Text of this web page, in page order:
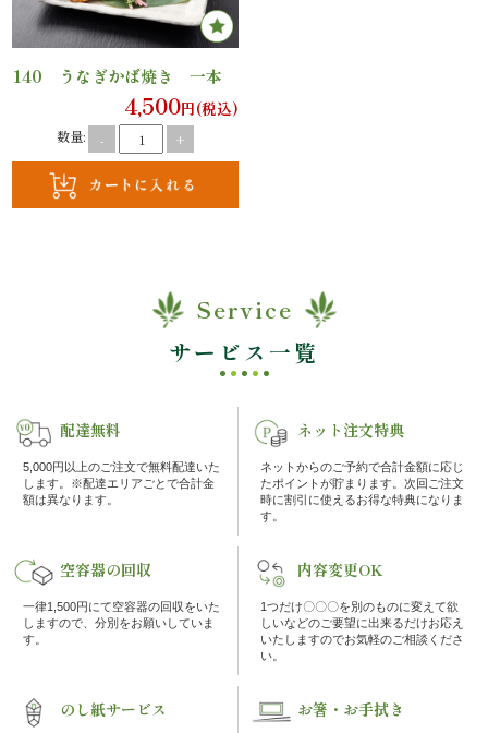
会・
労
会
ン
ト
待・
お
て
140 うなぎかば焼き 一本
4,500円(税込)
数量: - +
Service
サービス一覧
配達無料
5,000円以上のご注文で無料配達いた
します。※配達エリアごとで合計金
額は異なります。
ネット注文特典
ネットからのご予約で合計金額に応じ
たポイントが貯まります。次回ご注文
時に割引に使えるお得な特典になりま
す。
空容器の回収
一律1,500円にて空容器の回収をいた
しますので、分別をお願いしていま
す。
内容変更OK
1つだけ〇〇〇を別のものに変えて欲
しいなどのご要望に出来るだけお応え
いたしますのでお気軽のご相談くださ
い。
のし紙サービス お箸・お手拭き